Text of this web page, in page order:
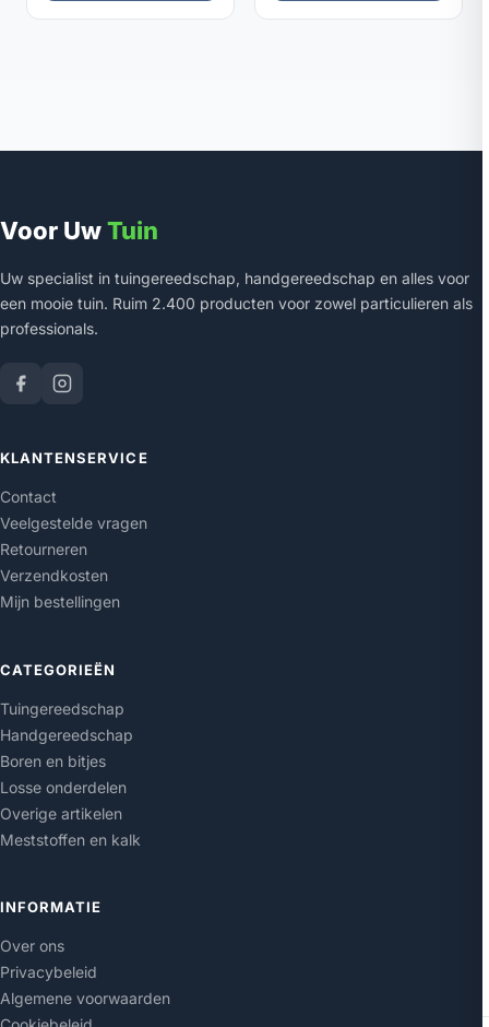
Voor UwTuin
Uw specialist in tuingereedschap, handgereedschap en alles voor
een mooie tuin. Ruim 2.400 producten voor zowel particulieren als
professionals.
KLANTENSERVICE
Contact
Veelgestelde vragen
Retourneren
Verzendkosten
Mijn bestellingen
CATEGORIEËN
Tuingereedschap
Handgereedschap
Boren en bitjes
Losse onderdelen
Overige artikelen
Meststoffen en kalk
INFORMATIE
Over ons
Privacybeleid
Algemene voorwaarden